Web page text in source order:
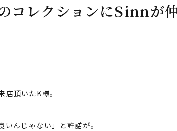
コレクションにSinnが
店頂いたK様。
んじゃない」と許諾が。